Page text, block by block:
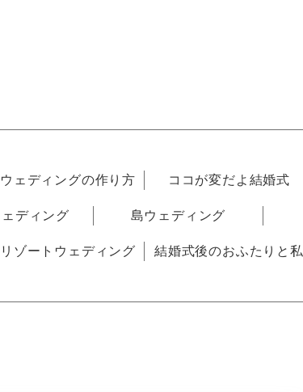
ェディングの作り方 ココが変だよ結婚式
ディング 島ウェディング
ゾートウェディング 結婚式後のおふたりと私